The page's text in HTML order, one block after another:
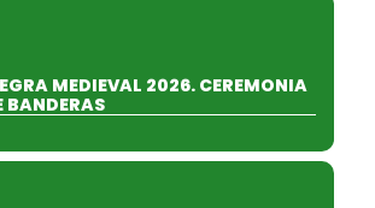
MEDIEVAL 2026. CEREMONIA
BANDERAS